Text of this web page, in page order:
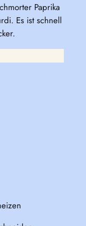
Paprika
Es ist schnell